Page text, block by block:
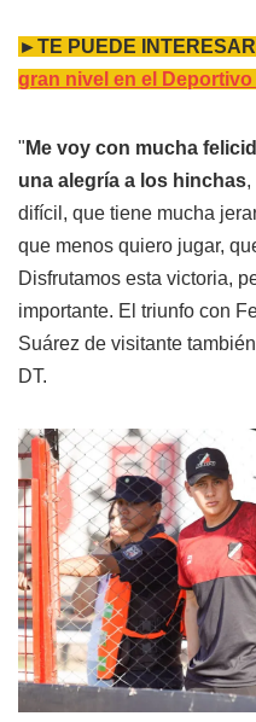
►TE PUEDE
gran nivel en el Deportivo
" Me voy con mucha
una alegría a los hinchas,
difícil, que tiene mucha
que menos quiero jugar,
Disfrutamos esta victoria,
importante. El triunfo con
Suárez de visitante
DT.